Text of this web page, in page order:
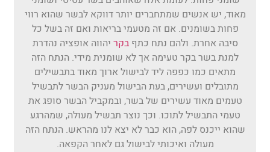
מאוד, יש אנשים שמתחברים יותר דווקא לבשר שהוא רווי
פחות בשומנים. אם זה מטעמי בריאות ואם זה בשל כל
סיבה אחרת. ולהם נתח כתףבקר יהווה אופציה נהדרת
למנת בשר בקר טעימה אך לא שומנית מידי. הנתח הזה
מתאים כמו כפפה ליד לבישול ארוך מאוד בתבשילים
מתובלים ועשירים, בעת הבישול מעניק הבשר לתבשיל
טעמים מאוד עשירים של בשר, ובמקביל הבשר סופג את
טעמי התבשיל לתוכו. וכך נוצר תבשיל מעולה, שמהרגע
שהוא ייכנס לפה, הוא כבר לא יצא לנו מהראש. הנתח הזה
מעולה ואיכותי לבישול גם לאחר הקפאה.